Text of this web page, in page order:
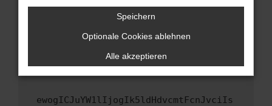
Wende dich an den Webseitenbetreiber.
Wenn du alle oben genannten Schritte versucht
hast, kontaktiere uns bitte. Wir werden
versuchen, das Problem zu beheben. Du kannst
uns diesen Text schicken, um uns bei der
ewogICJuYW1lIjogIk5ldHdvcmtFcnJvciIs
Speichern
Optionale Cookies ablehnen
Alle akzeptieren